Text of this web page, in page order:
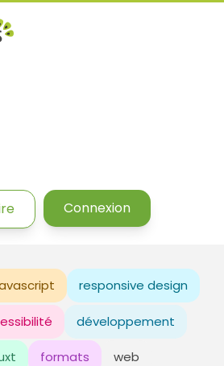
Connexion
responsive design
développement
formats web